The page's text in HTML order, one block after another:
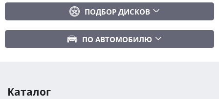
ПОДБОР ДИСКОВ
ПО АВТОМОБИЛЮ
Год авто
Каталог